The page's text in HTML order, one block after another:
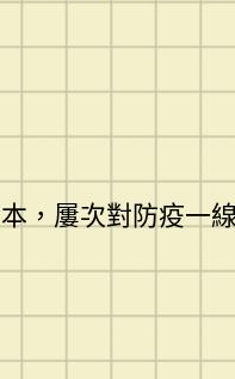
屢次對防疫一